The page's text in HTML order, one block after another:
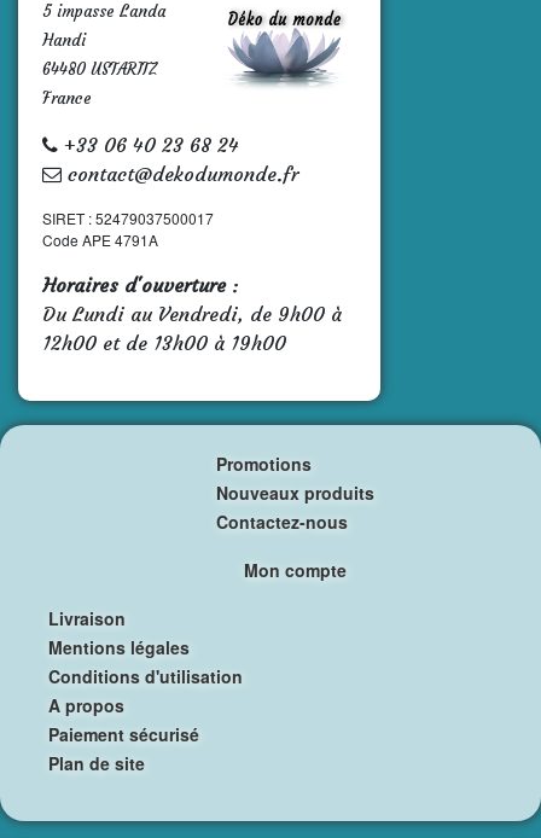
5 impasse Landa
Handi
64480 USTARITZ
France
+33 06 40 23 68 24
contact@dekodumonde.fr
SIRET : 52479037500017
Code APE 4791A
Horaires d'ouverture:
Du Lundi au Vendredi, de 9h00 à
12h00 et de 13h00 à 19h00
Promotions
Nouveaux produits
Contactez-nous
Mon compte
Livraison
Mentions légales
Conditions d'utilisation
A propos
Paiement sécurisé
Plan de site